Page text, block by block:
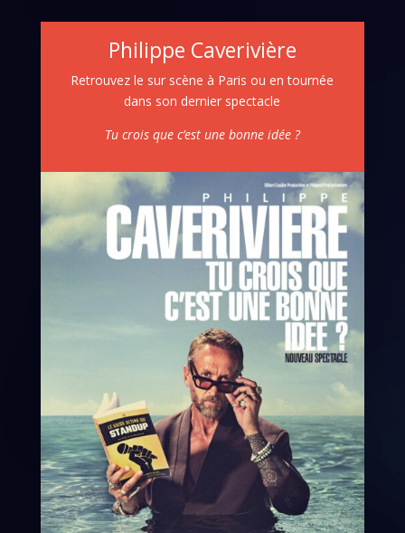
Philippe Caverivière
Retrouvez le sur scène à Paris ou en tournée
dans son dernier spectacle
Tu crois que c’est une bonne idée ?